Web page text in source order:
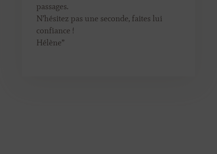
passages.
N’hésitez pas une seconde, faites lui
confiance !
Hélène”